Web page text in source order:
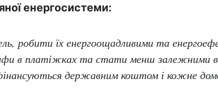
енергосистеми:
робити їх енергоощадливими та
в платіжках та стати менш залежними
державним коштом і кожне